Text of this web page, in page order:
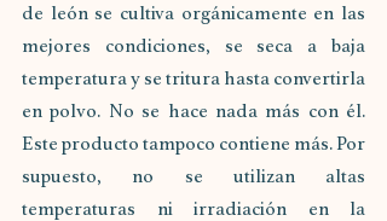
de león se cultiva orgánicamente en las
mejores condiciones, se seca a baja
temperatura y se tritura hasta convertirla
en polvo. No se hace nada más con él.
Este producto tampoco contiene más. Por
supuesto, no se utilizan altas
temperaturas ni irradiación en la